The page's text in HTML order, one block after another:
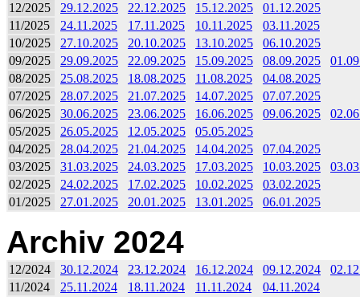
12/2025 29.12.2025 22.12.2025 15.12.2025
01.12.2025
11/2025
24.11.2025 17.11.2025 10.11.2025
03.11.2025
10/2025
27.10.2025 20.10.2025 13.10.2025
06.10.2025
09/2025
29.09.2025 22.09.2025 15.09.2025 08.09.2025
08/2025
25.08.2025 18.08.2025 11.08.2025
04.08.2025
07/2025
28.07.2025 21.07.2025 14.07.2025
07.07.2025
06/2025
30.06.2025 23.06.2025 16.06.2025 09.06.2025
05/2025
26.05.2025 12.05.2025
05.05.2025
04/2025
28.04.2025 21.04.2025 14.04.2025
07.04.2025
03/2025
31.03.2025 24.03.2025 17.03.2025 10.03.2025
02/2025
24.02.2025 17.02.2025 10.02.2025
03.02.2025
01/2025
27.01.2025 20.01.2025 13.01.2025 06.01.2025
Archiv 2024
12/2024 30.12.2024 23.12.2024 16.12.2024 09.12.2024
11/2024
25.11.2024 18.11.2024 11.11.2024
04.11.2024